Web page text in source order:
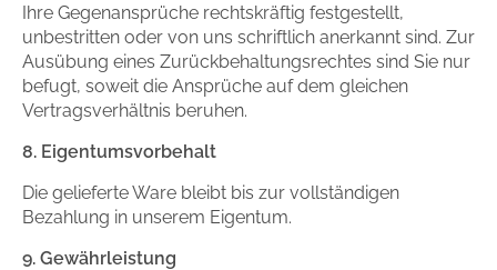
Ihre Gegenansprüche rechtskräftig festgestellt,
unbestritten oder von uns schriftlich anerkannt sind. Zur
Ausübung eines Zurückbehaltungsrechtes sind Sie nur
befugt, soweit die Ansprüche auf dem gleichen
Vertragsverhältnis beruhen.
8. Eigentumsvorbehalt
Die gelieferte Ware bleibt bis zur vollständigen
Bezahlung in unserem Eigentum.
9. Gewährleistung